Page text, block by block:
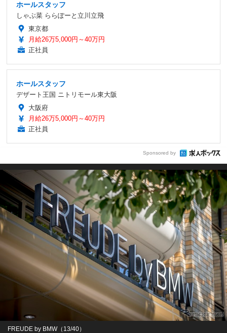
ホールスタッフ
しゃぶ菜 ららぽーと立川立飛
東京都
月給26万5,000円～40万円
正社員
ホールスタッフ
デザート王国 ニトリモール東大阪
大阪府
月給26万5,000円～40万円
正社員
Sponsored by
FREUDE by BMW（13/40）